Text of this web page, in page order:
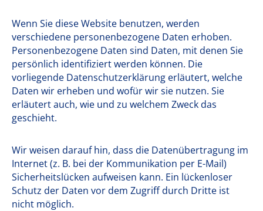
Wenn Sie diese Website benutzen, werden
verschiedene personenbezogene Daten erhoben.
Personenbezogene Daten sind Daten, mit denen Sie
persönlich identifiziert werden können. Die
vorliegende Datenschutzerklärung erläutert, welche
Daten wir erheben und wofür wir sie nutzen. Sie
erläutert auch, wie und zu welchem Zweck das
geschieht.
Wir weisen darauf hin, dass die Datenübertragung im
Internet (z. B. bei der Kommunikation per E-Mail)
Sicherheitslücken aufweisen kann. Ein lückenloser
Schutz der Daten vor dem Zugriff durch Dritte ist
nicht möglich.